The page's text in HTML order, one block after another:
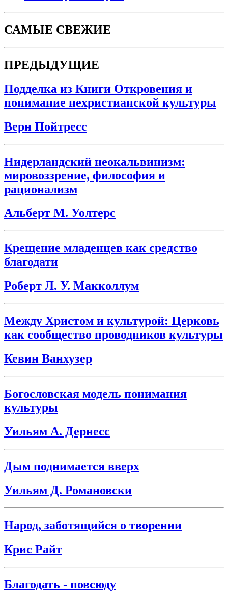
САМЫЕ СВЕЖИЕ
ПРЕДЫДУЩИЕ
Подделка из Книги Откровения и
понимание нехристианской культуры
Верн Пойтресс
Нидерландский неокальвинизм:
мировоззрение, философия и
рационализм
Альберт М. Уолтерс
Крещение младенцев как средство
благодати
Роберт Л. У. Макколлум
Между Христом и культурой: Церковь
как сообщество проводников культуры
Кевин Ванхузер
Богословская модель понимания
культуры
Уильям А. Дернесс
Дым поднимается вверх
Уильям Д. Романовски
Народ, заботящийся о творении
Крис Райт
Благодать - повсюду